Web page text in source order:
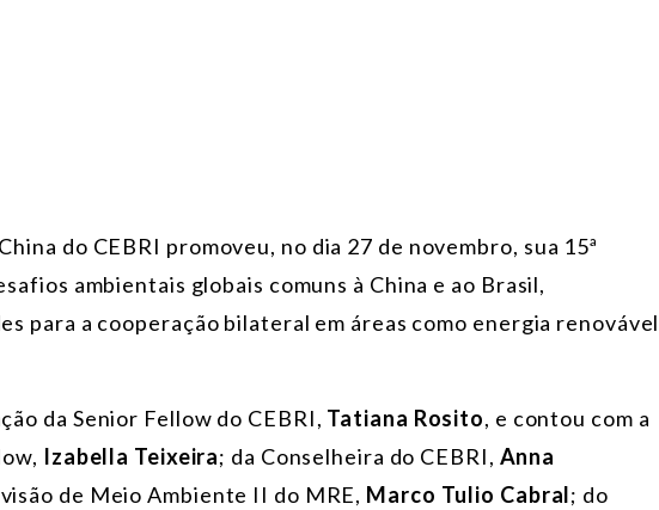
do CEBRI promoveu, no dia 27 de novembro, sua 15ª
ambientais globais comuns à China e ao Brasil,
para a cooperação bilateral em áreas como energia renovável
da Senior Fellow do CEBRI, Tatiana Rosito, e contou com a
Izabella Teixeira; da Conselheira do CEBRI, Anna
de Meio Ambiente II do MRE, Marco Tulio Cabral; do